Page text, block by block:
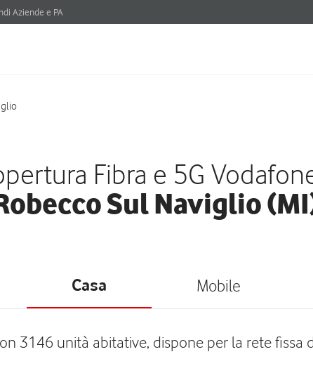
Aziende e PA
Fibra e 5G
Sul Naviglio
Casa Mobile
3146 unità abitative, dispone per la rete